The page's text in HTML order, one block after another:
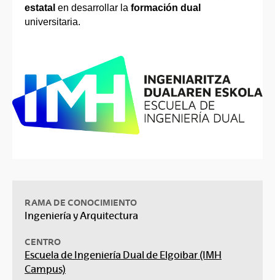
estatal en desarrollar la formación dual
universitaria.
RAMA DE CONOCIMIENTO
Ingeniería y Arquitectura
CENTRO
Escuela de Ingeniería Dual de Elgoibar (IMH
Campus)